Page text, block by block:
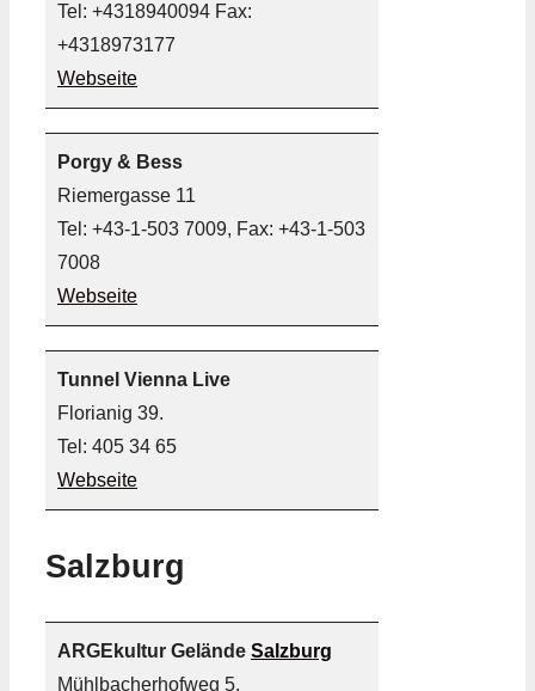
Tel: +4318940094 Fax:
+4318973177
Webseite
Porgy & Bess
Riemergasse 11
Tel: +43-1-503 7009, Fax: +43-1-503
7008
Webseite
Tunnel Vienna Live
Florianig 39.
Tel: 405 34 65
Webseite
Salzburg
ARGEkultur Gelände Salzburg
Mühlbacherhofweg 5.